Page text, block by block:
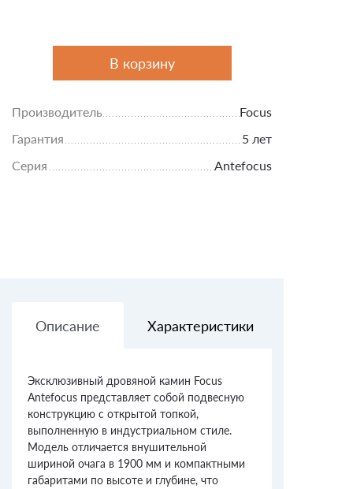
В корзину
Производитель
Focus
Гарантия
5 лет
Серия
Antefocus
Описание Характеристики
Эксклюзивный дровяной камин Focus
Antefocus представляет собой подвесную
конструкцию с открытой топкой,
выполненную в индустриальном стиле.
Модель отличается внушительной
шириной очага в 1900 мм и компактными
габаритами по высоте и глубине, что